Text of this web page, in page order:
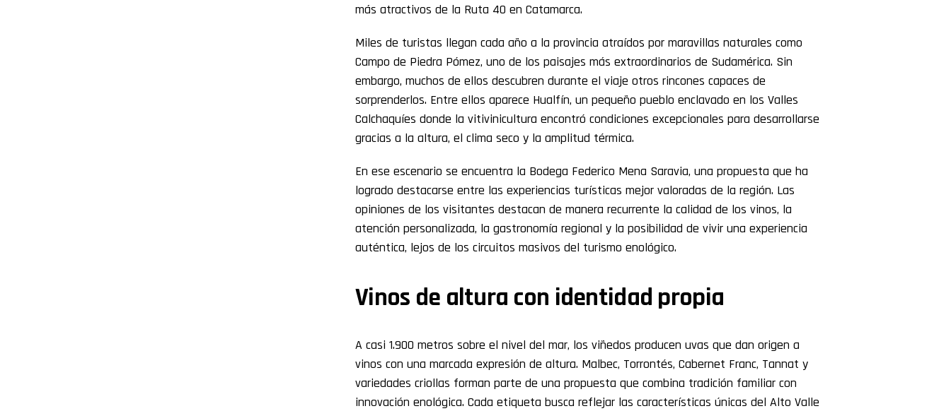
más atractivos de la Ruta 40 en Catamarca.
Miles de turistas llegan cada año a la provincia atraídos por maravillas naturales como
Campo de Piedra Pómez, uno de los paisajes más extraordinarios de Sudamérica. Sin
embargo, muchos de ellos descubren durante el viaje otros rincones capaces de
sorprenderlos. Entre ellos aparece Hualfín, un pequeño pueblo enclavado en los Valles
Calchaquíes donde la vitivinicultura encontró condiciones excepcionales para desarrollarse
gracias a la altura, el clima seco y la amplitud térmica.
En ese escenario se encuentra la Bodega Federico Mena Saravia, una propuesta que ha
logrado destacarse entre las experiencias turísticas mejor valoradas de la región. Las
opiniones de los visitantes destacan de manera recurrente la calidad de los vinos, la
atención personalizada, la gastronomía regional y la posibilidad de vivir una experiencia
auténtica, lejos de los circuitos masivos del turismo enológico.
Vinos de altura con identidad propia
A casi 1.900 metros sobre el nivel del mar, los viñedos producen uvas que dan origen a
vinos con una marcada expresión de altura. Malbec, Torrontés, Cabernet Franc, Tannat y
variedades criollas forman parte de una propuesta que combina tradición familiar con
innovación enológica. Cada etiqueta busca reflejar las características únicas del Alto Valle